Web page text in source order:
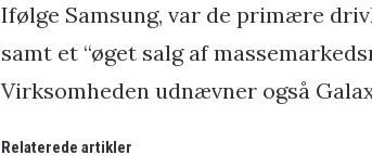
Ifølge Samsung, var de primære
samt et “øget salg af
Virksomheden udnævner også
Relaterede artikler